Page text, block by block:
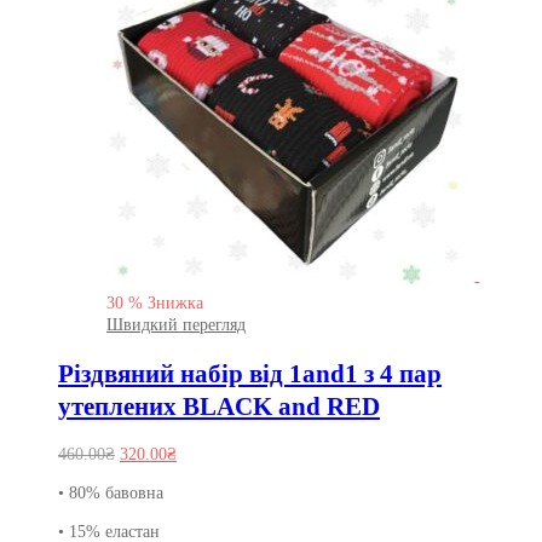
-
30 % Знижка
Швидкий перегляд
Різдвяний набір від 1and1 з 4 пар
утеплених BLACK and RED
460.00₴ Оригінальна
460.00₴.
320.00₴Поточна
• 80% бавовна
• 15% еластан